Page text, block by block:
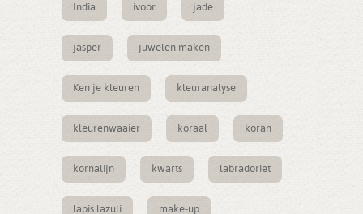
India ivoor jade
jasper juwelen maken
Ken je kleuren kleuranalyse
kleurenwaaier koraal koran
kornalijn kwarts labradoriet
lapis lazuli make-up